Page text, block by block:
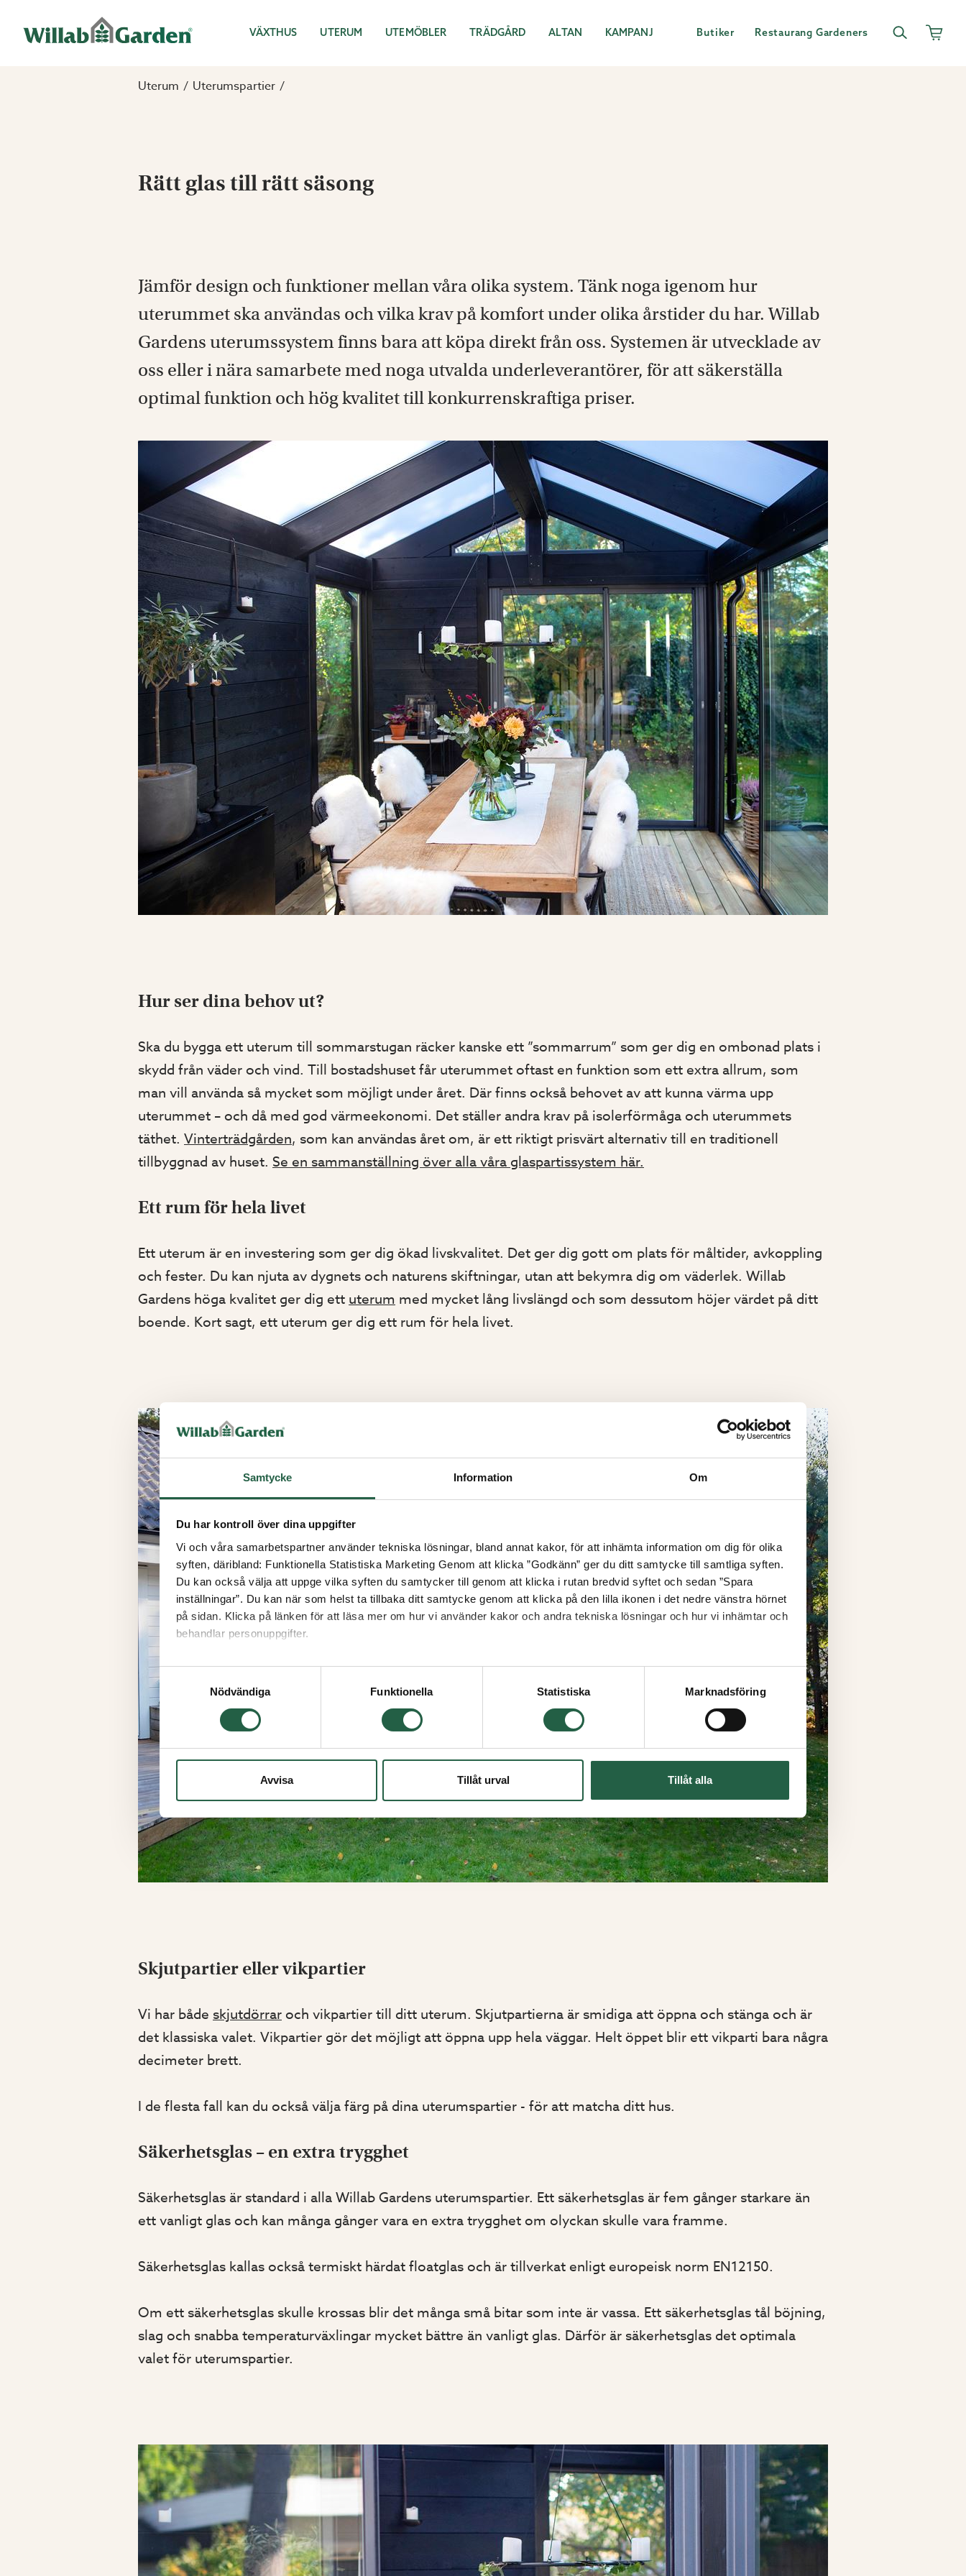
Samtycke Information Om
Du har kontroll över dina uppgifter
Vi och våra samarbetspartner använder tekniska lösningar, bland annat kakor, för att inhämta information om dig för olika
syften, däribland: Funktionella Statistiska Marketing Genom att klicka ”Godkänn” ger du ditt samtycke till samtliga syften.
Du kan också välja att uppge vilka syften du samtycker till genom att klicka i rutan bredvid syftet och sedan ”Spara
inställningar”. Du kan när som helst ta tillbaka ditt samtycke genom att klicka på den lilla ikonen i det nedre vänstra hörnet
på sidan. Klicka på länken för att läsa mer om hur vi använder kakor och andra tekniska lösningar och hur vi inhämtar och
behandlar personuppgifter.
Ta reda på mer om cookies Googles sekretesspolicy
Samtyckesval
Nödvändiga
Funktionella Statistiska Marknadsföring
Avvisa Tillåt urval Tillåt alla
VÄXTHUS UTERUM UTEMÖBLER TRÄDGÅRD ALTAN KAMPANJ Butiker Restaurang Gardeners
Uterum Uterumspartier
Rätt glas till rätt säsong
Jämför design och funktioner mellan våra olika system. Tänk noga igenom hur
uterummet ska användas och vilka krav på komfort under olika årstider du har. Willab
Gardens uterumssystem finns bara att köpa direkt från oss. Systemen är utvecklade av
oss eller i nära samarbete med noga utvalda underleverantörer, för att säkerställa
optimal funktion och hög kvalitet till konkurrenskraftiga priser.
Hur ser dina behov ut?
Ska du bygga ett uterum till sommarstugan räcker kanske ett ”sommarrum” som ger dig en ombonad plats i
skydd från väder och vind. Till bostadshuset får uterummet oftast en funktion som ett extra allrum, som
man vill använda så mycket som möjligt under året. Där finns också behovet av att kunna värma upp
uterummet – och då med god värmeekonomi. Det ställer andra krav på isolerförmåga och uterummets
täthet. Vinterträdgården, som kan användas året om, är ett riktigt prisvärt alternativ till en traditionell
tillbyggnad av huset. Se en sammanställning över alla våra glaspartissystem här.
Ett rum för hela livet
Ett uterum är en investering som ger dig ökad livskvalitet. Det ger dig gott om plats för måltider, avkoppling
och fester. Du kan njuta av dygnets och naturens skiftningar, utan att bekymra dig om väderlek. Willab
Gardens höga kvalitet ger dig ett uterum med mycket lång livslängd och som dessutom höjer värdet på ditt
boende. Kort sagt, ett uterum ger dig ett rum för hela livet.
Skjutpartier eller vikpartier
Vi har både skjutdörraroch vikpartier till ditt uterum. Skjutpartierna är smidiga att öppna och stänga och är
det klassiska valet. Vikpartier gör det möjligt att öppna upp hela väggar. Helt öppet blir ett vikparti bara några
decimeter brett.
I de flesta fall kan du också välja färg på dina uterumspartier - för att matcha ditt hus.
Säkerhetsglas – en extra trygghet
Säkerhetsglas är standard i alla Willab Gardens uterumspartier. Ett säkerhetsglas är fem gånger starkare än
ett vanligt glas och kan många gånger vara en extra trygghet om olyckan skulle vara framme.
Säkerhetsglas kallas också termiskt härdat floatglas och är tillverkat enligt europeisk norm EN12150.
Om ett säkerhetsglas skulle krossas blir det många små bitar som inte är vassa. Ett säkerhetsglas tål böjning,
slag och snabba temperaturväxlingar mycket bättre än vanligt glas. Därför är säkerhetsglas det optimala
valet för uterumspartier.